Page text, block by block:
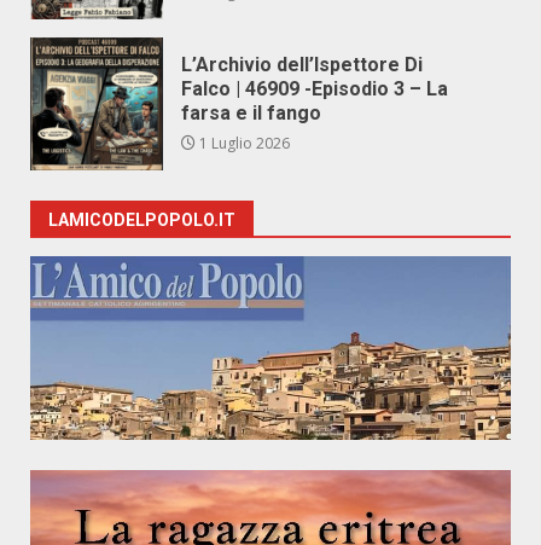
L’Archivio dell’Ispettore Di
Falco | 46909 -Episodio 3 – La
farsa e il fango
1 Luglio 2026
LAMICODELPOPOLO.IT